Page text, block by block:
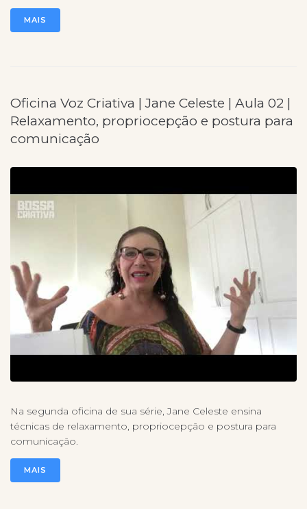
MAIS
Oficina Voz Criativa | Jane Celeste | Aula 02 |
Relaxamento, propriocepção e postura para
comunicação
Na segunda oficina de sua série, Jane Celeste ensina
técnicas de relaxamento, propriocepção e postura para
comunicação.
MAIS